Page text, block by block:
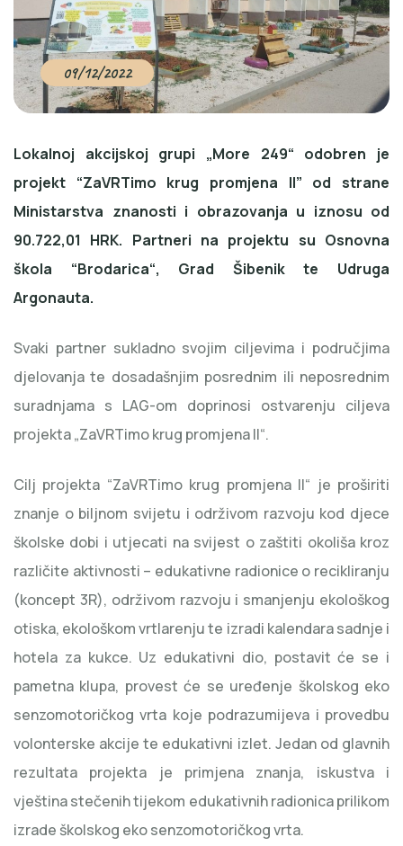
09/12/2022
Lokalnoj akcijskoj grupi „More 249“ odobren je
projekt “ZaVRTimo krug promjena II” od strane
Ministarstva znanosti i obrazovanja u iznosu od
90.722,01 HRK. Partneri na projektu su Osnovna
škola “Brodarica“, Grad Šibenik te Udruga
Argonauta.
Svaki partner sukladno svojim ciljevima i područjima
djelovanja te dosadašnjim posrednim ili neposrednim
suradnjama s LAG-om doprinosi ostvarenju ciljeva
projekta „ZaVRTimo krug promjena II“.
Cilj projekta “ZaVRTimo krug promjena II“ je proširiti
znanje o biljnom svijetu i održivom razvoju kod djece
školske dobi i utjecati na svijest o zaštiti okoliša kroz
različite aktivnosti – edukativne radionice o recikliranju
(koncept 3R), održivom razvoju i smanjenju ekološkog
otiska, ekološkom vrtlarenju te izradi kalendara sadnje i
hotela za kukce. Uz edukativni dio, postavit će se i
pametna klupa, provest će se uređenje školskog eko
senzomotoričkog vrta koje podrazumijeva i provedbu
volonterske akcije te edukativni izlet. Jedan od glavnih
rezultata projekta je primjena znanja, iskustva i
vještina stečenih tijekom edukativnih radionica prilikom
izrade školskog eko senzomotoričkog vrta.